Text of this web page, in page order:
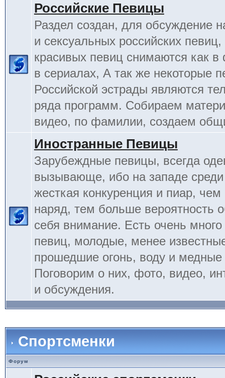
Российские Певицы
Раздел создан, для обсуждение
и сексуальных российских
красивых певиц снимаются как
в сериалах, А так же некоторые
Российской эстрады являются
ряда программ. Собираем
видео, по фамилии, создаем
Иностранные Певицы
Зарубеждные певицы, всегда
вызывающе, ибо на западе среди
жесткая конкуренция и пиар, чем
наряд, тем больше вероятность
себя внимание. Есть очень
певиц, молодые, менее
прошедшие огонь, воду и медные
Поговорим о них, фото, видео,
и обсуждения.
Спортсменки
Форум